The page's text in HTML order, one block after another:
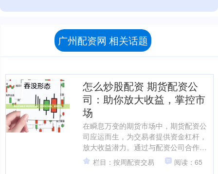
广州配资网 相关话题
怎么炒股配资 期货配资公
司：助你放大收益，掌控市
场
在瞬息万变的期货市场中，期货配资公
司应运而生，为交易者提供资金杠杆，
放大收益潜力。通过与配资公司合作，
交易者可以： 其次，要了解股票配资平
台的配资规则和费用。不....
栏目：按周配资交易 阅读：65